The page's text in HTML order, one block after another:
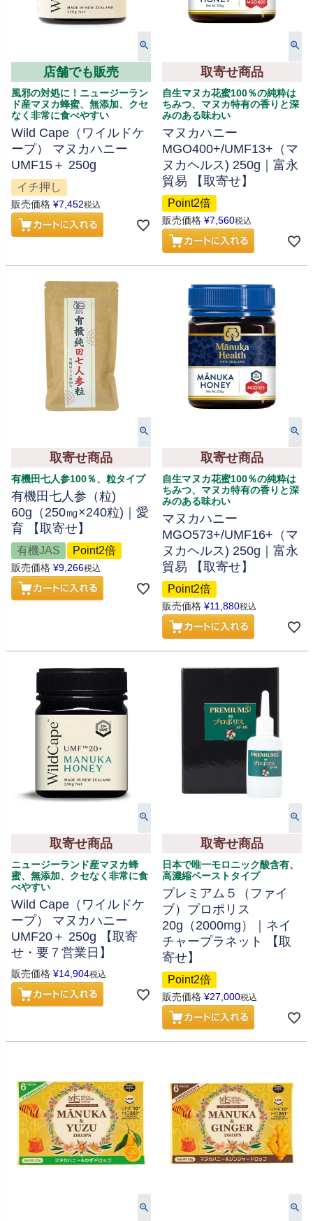
店舗でも販売
風邪の対処に！ニュージーラン
ド産マヌカ蜂蜜、無添加、クセ
なく非常に食べやすい
Wild Cape（ワイルドケ
ープ） マヌカハニー
UMF15＋ 250g
イチ押し
販売価格 ¥7,452税込
取寄せ商品
自生マヌカ花蜜100％の純粋は
ちみつ、マヌカ特有の香りと深
みのある味わい
マヌカハニー
MGO400+/UMF13+（マ
ヌカヘルス) 250g｜富永
貿易 【取寄せ】
Point2倍
販売価格 ¥7,560税込
取寄せ商品
有機田七人参100％、粒タイプ
有機田七人参（粒)
60g（250㎎×240粒)｜愛
育 【取寄せ】
有機JAS Point2倍
販売価格 ¥9,266税込
取寄せ商品
自生マヌカ花蜜100％の純粋は
ちみつ、マヌカ特有の香りと深
みのある味わい
マヌカハニー
MGO573+/UMF16+（マ
ヌカヘルス) 250g｜富永
貿易 【取寄せ】
Point2倍
販売価格 ¥11,880税込
取寄せ商品
ニュージーランド産マヌカ蜂
蜜、無添加、クセなく非常に食
べやすい
Wild Cape（ワイルドケ
ープ） マヌカハニー
UMF20＋ 250g 【取寄
せ・要７営業日】
販売価格 ¥14,904税込
取寄せ商品
日本で唯一モロニック酸含有、
高濃縮ペーストタイプ
プレミアム５（ファイ
ブ）プロポリス
20g（2000mg）｜ネイ
チャープラネット 【取
寄せ】
Point2倍
販売価格 ¥27,000税込